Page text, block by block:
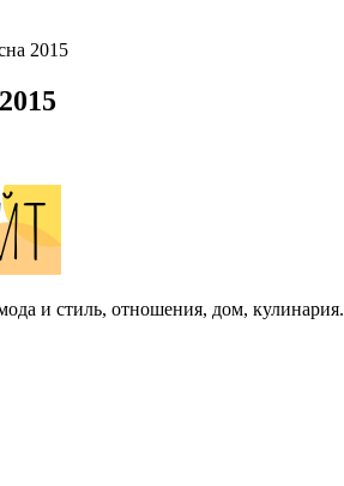
2015
и стиль, отношения, дом, кулинария.